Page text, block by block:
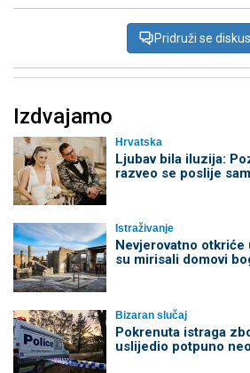
Pridruži se
Izdvajamo
Hrvatska
Ljubav bila iluzija:
razveo se poslije
Istraživanje
Nevjerovatno otkriće
su mirisali domovi
Bizaran slučaj
Pokrenuta istraga
uslijedio potpuno